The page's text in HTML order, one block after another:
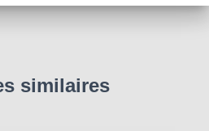
similaires